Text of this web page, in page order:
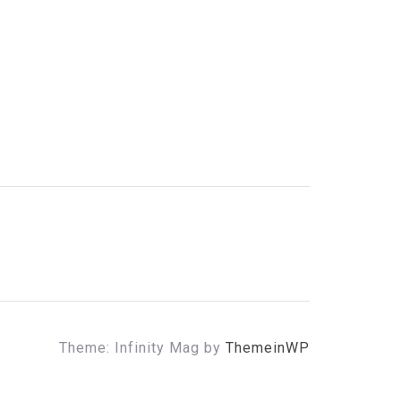
Theme: Infinity Mag by ThemeinWP